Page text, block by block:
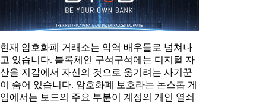
현재 암호화폐 거래소는 악역 배우들로 넘쳐나
고 있습니다. 블록체인 구석구석에는 디지털 자
산을 지갑에서 자신의 것으로 옮기려는 사기꾼
이 숨어 있습니다. 암호화폐 보호라는 논스톱 게
임에서는 보드의 주요 부분이 계정의 개인 열쇠